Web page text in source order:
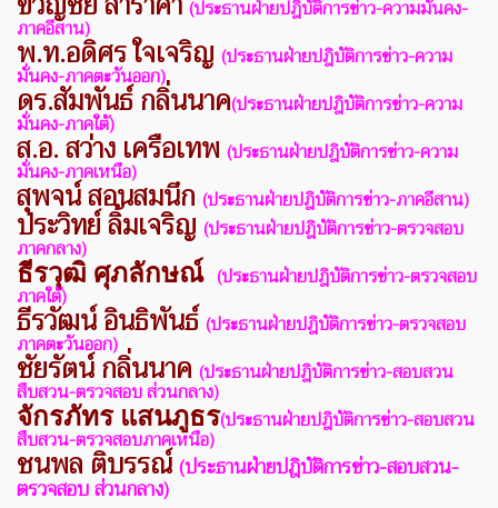
(ประธานฝ่ายปฎิบัติการข่าว-ความมั่นคง-
ภาคอีสาน)
พ.ท.อดิศร ใจเจริญ (ประธานฝ่ายปฎิบัติการข่าว-ความ
มั่นคง-ภาคตะวันออก)
ดร.สัมพันธ์ กลิ่นนาค(ประธานฝ่ายปฎิบัติการข่าว-ความ
มั่นคง-ภาคใต้)
ส.อ. สว่าง เครือเทพ (ประธานฝ่ายปฎิบัติการข่าว-ความ
มั่นคง-ภาคเหนือ)
สุพจน์ สอนสมนึก (ประธานฝ่ายปฎิบัติการข่าว-ภาคอีสาน)
ประวิทย์ ลิ้มเจริญ (ประธานฝ่ายปฎิบัติการข่าว-ตรวจสอบ
ภาคกลาง)
ธีรวุฒิ ศุภลักษณ์ (ประธานฝ่ายปฎิบัติการข่าว-ตรวจสอบ
ภาคใต้)
ธีรวัฒน์ อินธิพันธ์ (ประธานฝ่ายปฎิบัติการข่าว-ตรวจสอบ
ภาคตะวันออก)
ชัยรัตน์ กลิ่นนาค (ประธานฝ่ายปฎิบัติการข่าว-สอบสวน
สืบสวน-ตรวจสอบ ส่วนกลาง)
จักรภัทร แสนภูธร(ประธานฝ่ายปฎิบัติการข่าว-สอบสวน
สืบสวน-ตรวจสอบภาคเหนือ)
ชนพล ติบรรณ์(ประธานฝ่ายปฎิบัติการข่าว-สอบสวน-
ตรวจสอบ ส่วนกลาง)